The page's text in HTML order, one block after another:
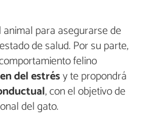
para asegurarse de
de salud. Por su parte,
felino
del estrésy te propondrá
, con el objetivo de
del gato.